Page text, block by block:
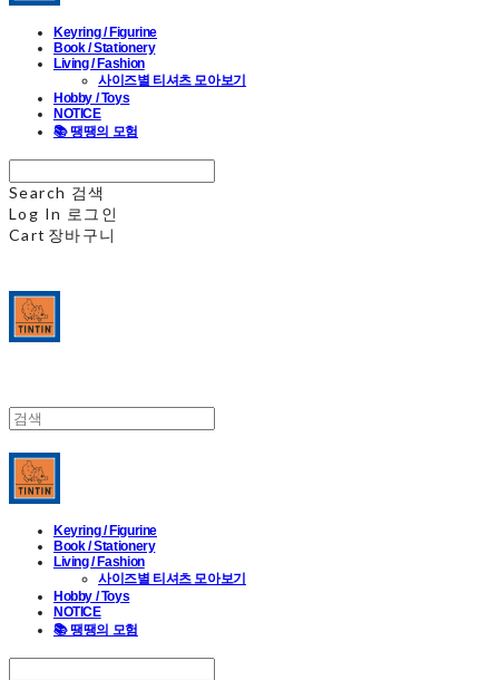
Keyring / Figurine
Book / Stationery
Living / Fashion
사이즈별 티셔츠 모아보기
Hobby / Toys
NOTICE
📚 땡땡의 모험
Search 검색
Log In 로그인
Cart 장바구니
Keyring / Figurine
Book / Stationery
Living / Fashion
사이즈별 티셔츠 모아보기
Hobby / Toys
NOTICE
📚 땡땡의 모험